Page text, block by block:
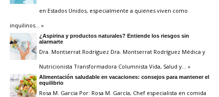
en Estados Unidos, especialmente a quienes viven como
inquilinos … »
¿Aspirina y productos naturales? Entiende los riesgos sin
alarmarte
Dra. Montserrat Rodríguez Dra. Montserrat Rodríguez Médica y
Nutricionista Transformadora Columnista Vida, Salud y … »
Alimentación saludable en vacaciones: consejos para mantener el
equilibrio
Rosa M. Garcia Por: Rosa M. García, Chef especialista en comida